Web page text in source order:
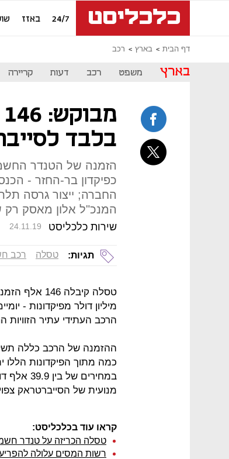
24/7 באזז
דף הבית בארץ רכב
בארץ משפט רכב דעות קריירה
בלבד
החברה; ייצור גרסה
המנכ"ל אלון מאסק רק
שירות כלכליסט 24.11.19
תגיות: טסלה רכב
טסלה קיבלה 146 אלף הזמנות לטנדר החדש שלה,
מיליון דולר מפיקדונות -
הרכב העתידי עתיר הזוויות
כמה מתוך הפיקדונות
מנועית של הסייברטראק צפוי
קראו עוד בכלכליסט:
טסלה הכריזה על טנדר
רשות המסים עלולה